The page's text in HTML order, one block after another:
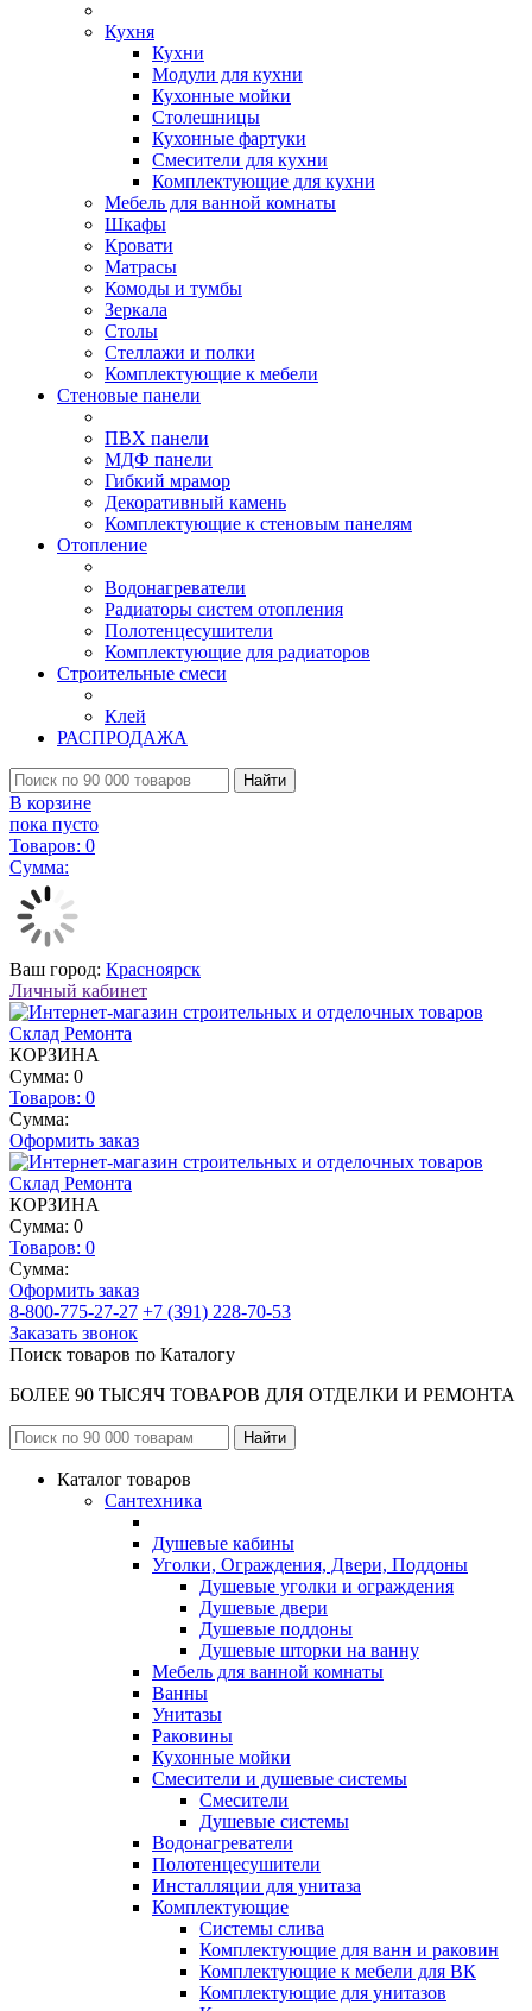
Кухня
Кухни
Модули для кухни
Кухонные мойки
Столешницы
Кухонные фартуки
Смесители для кухни
Комплектующие для кухни
Мебель для ванной комнаты
Шкафы
Кровати
Матрасы
Комоды и тумбы
Зеркала
Столы
Стеллажи и полки
Комплектующие к мебели
Стеновые панели
ПВХ панели
МДФ панели
Гибкий мрамор
Декоративный камень
Комплектующие к стеновым панелям
Отопление
Водонагреватели
Радиаторы систем отопления
Полотенцесушители
Комплектующие для радиаторов
Строительные смеси
Клей
РАСПРОДАЖА
Найти
В корзине
пока пусто
Товаров: 0
Сумма:
Ваш город: Красноярск
Личный кабинет
КОРЗИНА
Сумма: 0
Товаров: 0
Сумма:
Оформить заказ
КОРЗИНА
Сумма: 0
Товаров: 0
Сумма:
Оформить заказ
8-800-775-27-27 +7 (391) 228-70-53
Заказать звонок
Поиск товаров по Каталогу
БОЛЕЕ 90 ТЫСЯЧ ТОВАРОВ ДЛЯ ОТДЕЛКИ И РЕМОНТА
Каталог товаров
Сантехника
Душевые кабины
Уголки, Ограждения, Двери, Поддоны
Душевые уголки и ограждения
Душевые двери
Душевые поддоны
Душевые шторки на ванну
Мебель для ванной комнаты
Ванны
Унитазы
Раковины
Кухонные мойки
Смесители и душевые системы
Смесители
Душевые системы
Водонагреватели
Полотенцесушители
Инсталляции для унитаза
Комплектующие
Системы слива
Комплектующие для ванн и раковин
Комплектующие к мебели для ВК
Комплектующие для унитазов